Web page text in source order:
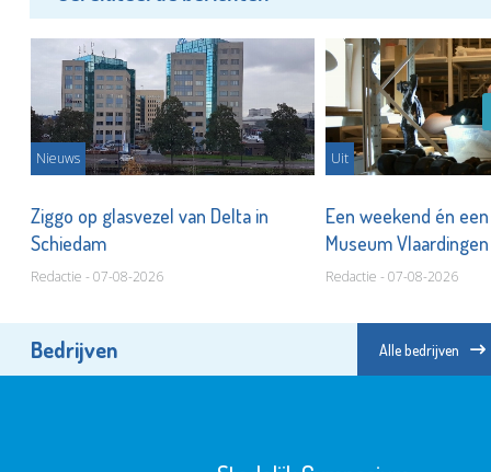
Nieuws
Ziggo op glasvezel van Delta in
Schiedam
Redactie - 07-08-2026
Uit
Een weekend én
Museum
Redactie - 07-08-2026
Bedrijven Alle bedrijven